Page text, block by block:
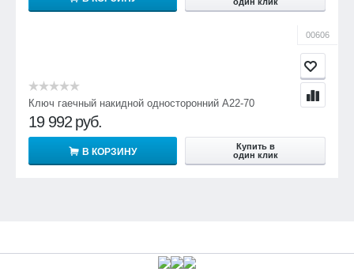
00606
Ключ гаечный накидной односторонний А22-70
19 992 руб.
В КОРЗИНУ
Купить в
один клик